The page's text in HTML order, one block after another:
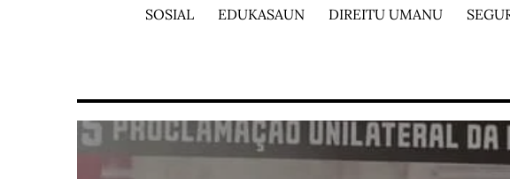
SOSIAL EDUKASAUN DIREITU UMANU